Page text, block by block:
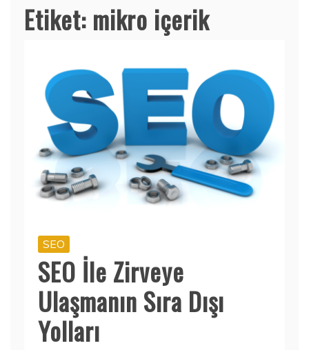
Etiket: mikro içerik
SEO
SEO İle Zirveye
Ulaşmanın Sıra Dışı
Yolları